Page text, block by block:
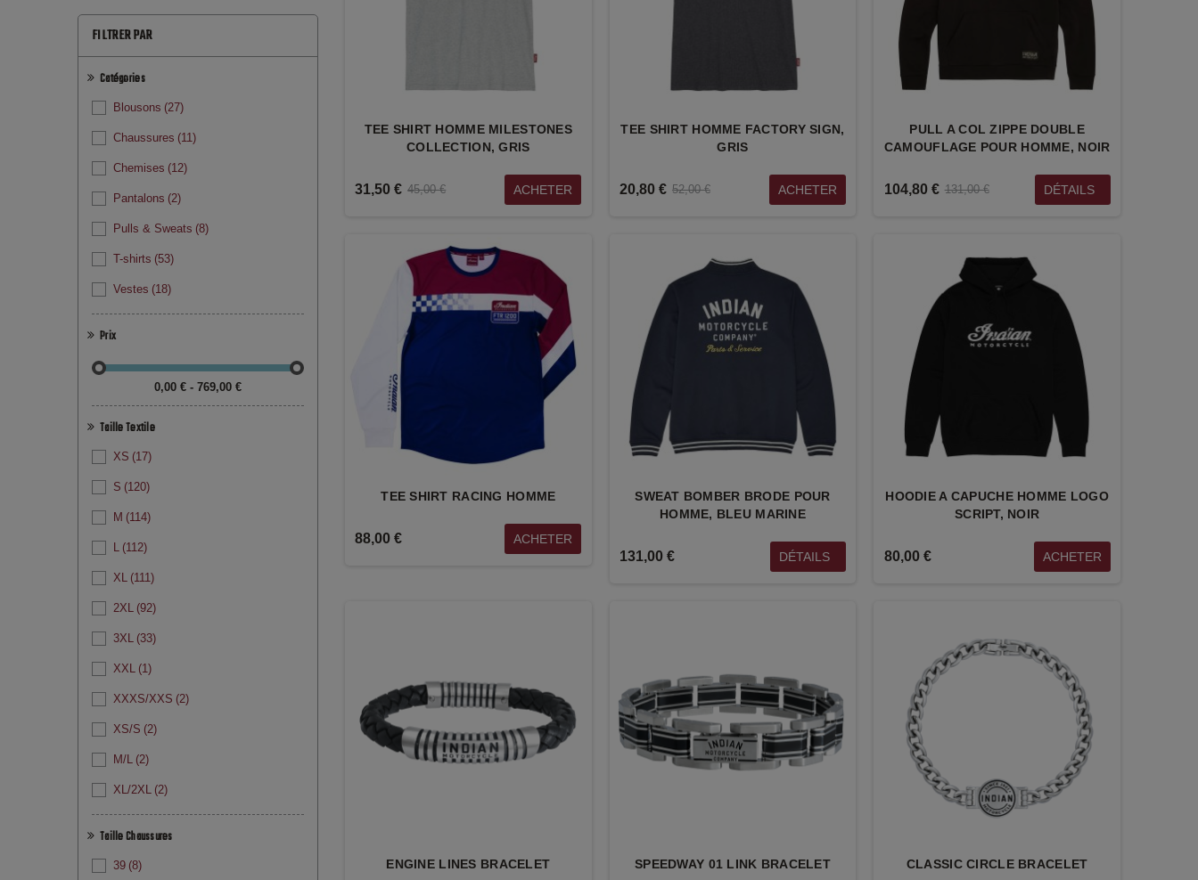
FILTRER PAR
Catégories
Blousons (27)
Chaussures (11)
Chemises (12)
Pantalons (2)
Pulls & Sweats (8)
T-shirts (53)
Vestes (18)
Prix
0,00 € - 769,00 €
Taille Textile
XS (17)
S (120)
M (114)
(112)
XL (111)
2XL (92)
3XL (33)
XXL (1)
XXXS/XXS (2)
XS/S (2)
M/L (2)
XL/2XL (2)
Taille Chaussures
39 (8)
TEE SHIRT HOMME MILESTONES
COLLECTION, GRIS
31,50 € 45,00 € ACHETER
TEE SHIRT HOMME FACTORY SIGN,
GRIS
20,80 € 52,00 € ACHETER
PULL A COL ZIPPE DOUBLE
CAMOUFLAGE POUR HOMME, NOIR
104,80 € 131,00 € DÉTAILS
TEE SHIRT RACING HOMME
88,00 € ACHETER
SWEAT BOMBER BRODE POUR
HOMME, BLEU MARINE
131,00 € DÉTAILS
HOODIE A CAPUCHE HOMME LOGO
SCRIPT, NOIR
80,00 € ACHETER
ENGINE LINES BRACELET SPEEDWAY 01 LINK BRACELET CLASSIC CIRCLE BRACELET